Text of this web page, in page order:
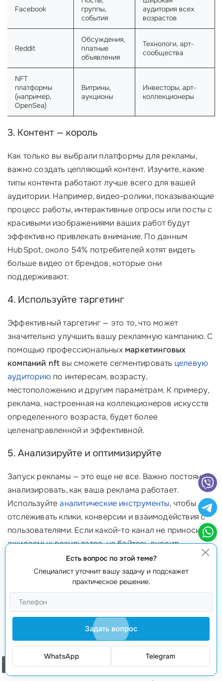
Facebook
группы,
события
аудитория всех
возрастов
Reddit
Обсуждения,
платные
объявления
Технологи, арт-
сообщества
NFT
платформы
(например,
OpenSea)
Витрины,
аукционы
Инвесторы, арт-
коллекционеры
3. Контент — король
Как только вы выбрали платформы для рекламы,
важно создать цепляющий контент. Изучите, какие
типы контента работают лучше всего для вашей
аудитории. Например, видео-ролики, показывающие
процесс работы, интерактивные опросы или посты с
красивыми изображениями ваших работ будут
эффективно привлекать внимание. По данным
HubSpot, около 54% потребителей хотят видеть
больше видео от брендов, которые они
поддерживают.
4. Используйте таргетинг
Эффективный таргетинг — это то, что может
значительно улучшить вашу рекламную кампанию. С
помощью профессиональных маркетинговых
компаний nft вы сможете сегментировать целевую
аудиторию по интересам, возрасту,
местоположению и другим параметрам. К примеру,
реклама, настроенная на коллекционеров искусств
определенного возраста, будет более
целенаправленной и эффективной.
5. Анализируйте и оптимизируйте
Запуск рекламы — это еще не все. Важно постоянно
анализировать, как ваша реклама работает.
Используйтеаналитические инструменты, чтобы
отслеживать клики, конверсии и взаимодействия с
пользователями. Если какой-то канал не приносит
ожидаемых результатов, не бойтесь вносить
изменения. Ориентируйтесь на то, что показывают
цифры, и адаптируйте свою стратегию под текущие
Готовы к рекламе?
Выбор подходящейрекламы нфтможет показаться
сложной задачей, но сам процесс может быть
интересным и увлекательным, если вы понимаете,
Есть вопрос по этой теме?
Специалист уточнит вашу задачу и подскажет
практическое решение.
Задать вопрос
WhatsApp Telegram
Заказать звонок